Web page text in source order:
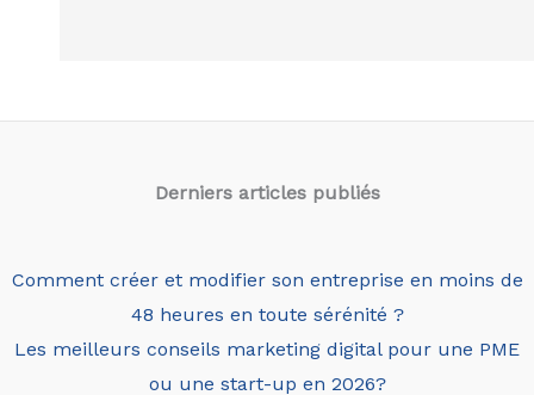
Derniers articles publiés
Comment créer et modifier son entreprise en moins de
48 heures en toute sérénité ?
Les meilleurs conseils marketing digital pour une PME
ou une start-up en 2026?